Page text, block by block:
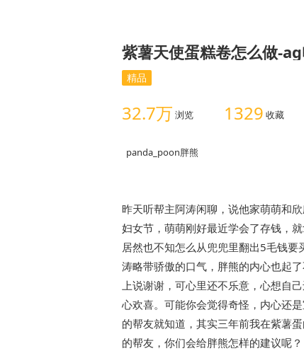
紫薯天使蛋糕卷怎么做-
精品
32.7万 浏览 1329 收藏
panda_poon胖熊
昨天听帮主阿涛闲聊，说他家萌萌和
妇女节，萌萌刚好最近学会了存钱，
居然也不知怎么从兜兜里翻出5毛钱
涛略带骄傲的口气，胖熊的内心也起
上说谢谢，可心里还不乐意，心想自
心欢喜。可能你会觉得奇怪，内心还
的帮友就知道，其实三年前我在紫薯
的帮友，你们会给胖熊怎样的建议呢？